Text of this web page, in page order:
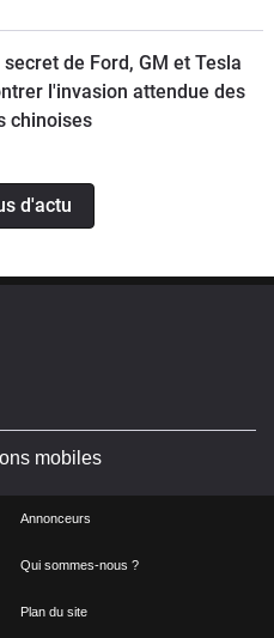
secret de Ford, GM et Tesla
l'invasion attendue des
chinoises
d'actu
mobiles
Annonceurs
Qui sommes-nous ?
Plan du site